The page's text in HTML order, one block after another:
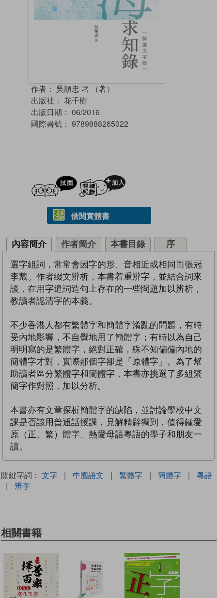
作者： 吳順忠 著 （著）
出版社： 花千樹
出版日期： 06/2016
國際書號： 9789888265022
試閲
借閱實體書
內容簡介 作者簡介 本書目錄 序
選字組詞，常常會因字的形、音相近或相同而張冠
李戴。作者綴文辨析，本書着重辨字，並結合詞來
談，在用字遣詞造句上存在的一些問題加以辨析，
教讀者認清字的本義。
不少香港人都有繁體字和簡體字淆亂的問題，有時
受內地影響，不自覺地用了簡體字；有時以為自己
明明寫的是繁體字，絕對正確，殊不知偏偏內地的
簡體字才對，實際那個字卻是「原體字」。為了幫
助讀者區分繁體字和簡體字，本書亦挑選了多組繁
簡字作對照，加以分析。
本書亦有文章探析簡體字的缺陷，並討論學校中文
課是否該用普通話授課，見解精辟獨到，值得鍾愛
原（正、繁）體字、熱愛母語粵語的學子和朋友一
讀。
關鍵字詞： 文字 | 中國語文 | 繁體字 | 簡體字 |
粵語
|
辨字
相關書籍